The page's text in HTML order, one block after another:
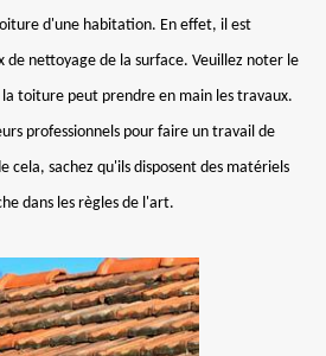
d'une habitation. En effet, il est
de nettoyage de la surface. Veuillez noter le
la toiture peut prendre en main les travaux.
professionnels pour faire un travail de
cela, sachez qu'ils disposent des matériels
dans les règles de l'art.